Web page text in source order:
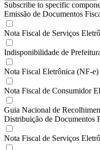
Subscribe to specific
Emissão de Documentos
Nota Fiscal de Serviços
Indisponibilidade de
Nota Fiscal Eletrônica (NF-e)
Nota Fiscal de Consumidor
Guia Nacional de
Distribuição de Documentos
Nota Fiscal de Serviços